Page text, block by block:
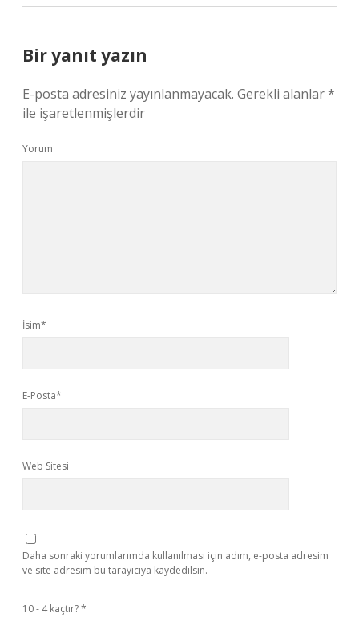
Bir yanıt yazın
E-posta adresiniz yayınlanmayacak. Gerekli alanlar*
ile işaretlenmişlerdir
Yorum
İsim*
E-Posta*
Web Sitesi
Daha sonraki yorumlarımda kullanılması için adım, e-posta adresim
ve site adresim bu tarayıcıya kaydedilsin.
10 - 4 kaçtır?*